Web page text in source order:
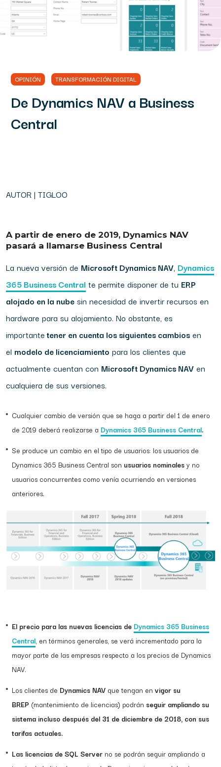
OPINIÓN TRANSFORMACIÓN DIGITAL
De Dynamics NAV a Business
Central
AUTOR | TIGLOO
A partir de enero de 2019, Dynamics NAV
pasará a llamarse Business Central
La nueva versión de Microsoft Dynamics NAV, Dynamics
365 Business Central te permite disponer de tu ERP
alojado en la nubesin necesidad de invertir recursos en
hardware para su alojamiento. No obstante, es
importantetener en cuenta los siguientes cambiosen
el modelo de licenciamiento para los clientes que
actualmente cuentan con Microsoft Dynamics NAVen
cualquiera de sus versiones.
Cualquier cambio de versión que se haga a partir del 1 de enero
de 2019 deberá realizarse a Dynamics 365 Business Central.
Se produce un cambio en el tipo de usuarios: los usuarios de
Dynamics 365 Business Central son usuarios nominalesy no
usuarios concurrentes como venía ocurriendo en versiones
anteriores.
El precio para las nuevas licencias de Dynamics 365 Business
Central, en términos generales, se verá incrementado para la
mayor parte de las empresas respecto a los precios de Dynamics
NAV.
Los clientes de Dynamics NAV que tengan en vigor su
BREP (mantenimiento de licencias) podrán seguir ampliando su
sistema incluso después del 31 de diciembre de 2018, con sus
tarifas actuales.
Las licencias de SQL Server no se podrán seguir ampliando a